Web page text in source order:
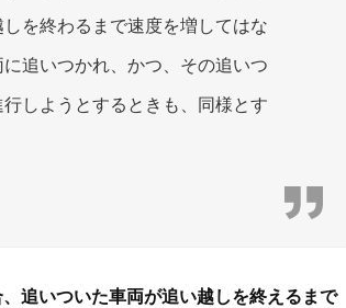
を終わるまで速度を増してはな
追いつかれ、かつ、その追いつ
しようとするときも、同様とす
追いついた車両が追い越しを終えるまで